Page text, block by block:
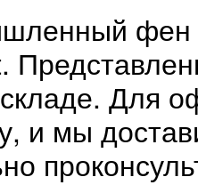
фен
Для
и мы